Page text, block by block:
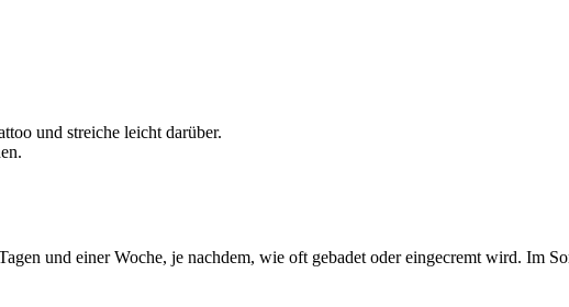
und streiche leicht darüber.
und einer Woche, je nachdem, wie oft gebadet oder eingecremt wird. Im